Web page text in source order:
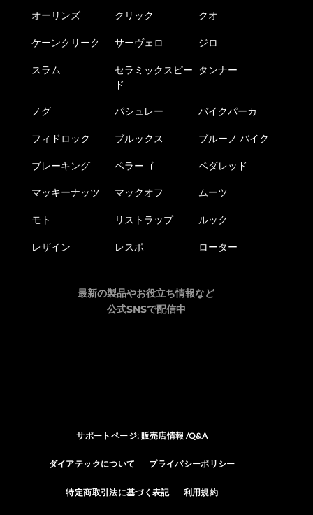
オーリンズ クリック クオ
ケーンクリーク サーヴェロ ジロ
スラム
セラミックスピー
ド
タンナー
ノグ パシュレー バイクパーカ
フィドロック ブルックス ブルーノ バイク
ブレーキング ペラーゴ ペダレッド
マッキーナッツ マックオフ ムーツ
モト リストラップ ルック
レザイン レスポ ローター
最新の製品やお役立ち情報など
公式SNSで配信中
サポートページ: 販売店情報 /Q&A
ダイアテックについて プライバシーポリシー
特定商取引法に基づく表記 利用規約